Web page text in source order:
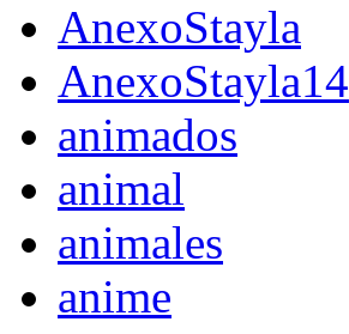
AnexoStayla
AnexoStayla14
animados
animal
animales
anime